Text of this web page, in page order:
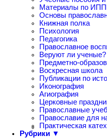
Материалы по
Основы
Книжная полка
Психология
Педагогика
Православное
Веруют ли
Предметно-
Воскресная школа
Публикации по
Иконография
Агиография
Церковные
Православные
Православие для
Практическая
Рубрики ▼